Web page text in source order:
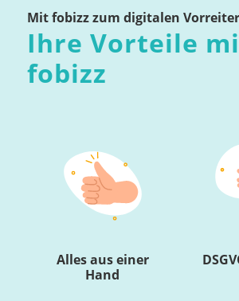
Mit fobizz zum digitalen Vorreiter
Ihre Vorteile
fobizz
Alles aus einer
Hand